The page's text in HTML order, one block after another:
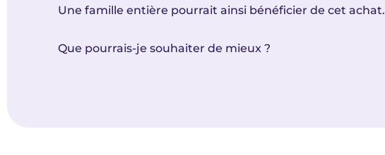
Une famille entière pourrait ainsi bénéficier de cet achat.
Que pourrais-je souhaiter de mieux ?